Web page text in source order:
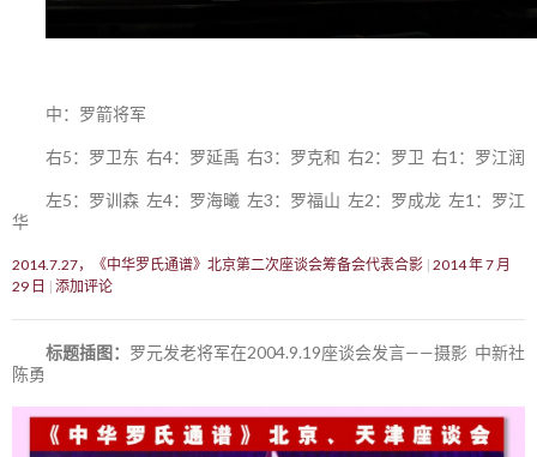
中：罗箭将军
右5：罗卫东 右4：罗延禹 右3：罗克和 右2：罗卫 右1：罗江润
左5：罗训森 左4：罗海曦 左3：罗福山 左2：罗成龙 左1：罗江
华
2014.7.27，《中华罗氏通谱》北京第二次座谈会筹备会代表合影 2014 年 7 月
29 日
添加评论
标题插图： 罗元发老将军在2004.9.19座谈会发言——摄影 中新社
陈勇